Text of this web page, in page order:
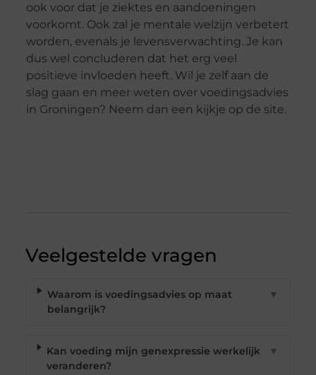
ook voor dat je ziektes en aandoeningen
voorkomt. Ook zal je mentale welzijn verbetert
worden, evenals je levensverwachting. Je kan
dus wel concluderen dat het erg veel
positieve invloeden heeft. Wil je zelf aan de
slag gaan en meer weten over voedingsadvies
in Groningen? Neem dan een kijkje op de site.
Veelgestelde vragen
Waarom is voedingsadvies op maat
belangrijk?
▼
Kan voeding mijn genexpressie werkelijk
veranderen?
▼